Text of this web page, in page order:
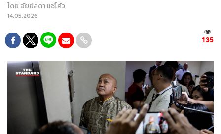
โดย อัยย์ลดา แซ่โค้ว
14.05.2026
135